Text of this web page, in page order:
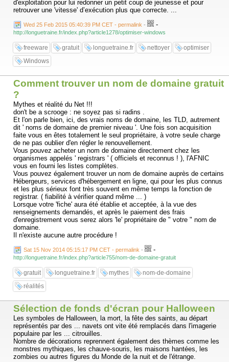
d'exploitation pour lui redonner un petit coup de jeunesse et pour
retrouver une 'vitesse' d’exécution plus que correcte. ...
Wed 25 Feb 2015 05:40:39 PM CET - permalink - -
http://longuetraine.fr/index.php?article1278/optimiser-windows
freeware gratuit longuetraine.fr nettoyer
optimiser
Windows
Comment trouver un nom de domaine gratuit
?
Mythes et réalité du Net !!!
don't be a scrooge : ne soyez pas si radins .
Et l'on parle bien, ici, des vrais noms de domaine, les TLD, autrement
dit ' noms de domaine de premier niveau '. Une fois son acquisition
faite vous en êtes totalement le seul propriétaire, à votre seule charge
de ne pas oublier d'en régler le renouvellement.
Vous pouvez acheter un nom de domaine directement chez les
organismes appelés ' registrars ' ( officiels et reconnus ! ), l'AFNIC
vous en fourni les listes complètes.
Vous pouvez également trouver un nom de domaine auprès de certains
Hébergeurs, services d'hébergement en ligne, qui pour les plus connus
et les plus sérieux font très souvent en même temps la fonction de
registrar. ( fiabilité à vérifier quand même ... )
Lorsque votre 'fiche' aura été établie et acceptée, à la vue des
renseignements demandés, et après le paiement des frais
d'enregistrement vous serez alors 'le' propriétaire de " votre " nom de
domaine.
Il n'existe aucune autre procédure !
Sat 15 Nov 2014 05:15:17 PM CET - permalink - -
http://longuetraine.fr/index.php?article755/nom-de-domaine-gratuit
gratuit longuetraine.fr mythes
nom-de-domaine
réalités
Sélection de fonds d'écran pour Halloween
Les symboles de Halloween, la mort, la fête des saints, au départ
représentés par des ... navets ont vite été remplacés dans l'imagerie
populaire par les ... citrouilles.
Nombre de décorations reprennent également des thèmes comme les
monstres mythiques, les chauve-souris, les maisons hantées, les
zombies ou autres figures du Monde de la nuit et de l'étrange.